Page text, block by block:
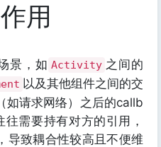
用
景，如 Activity 之间的
以及其他组件之间的交
如请求网络）之后的callb
需要持有对方的引用，
导致耦合性较高且不便维